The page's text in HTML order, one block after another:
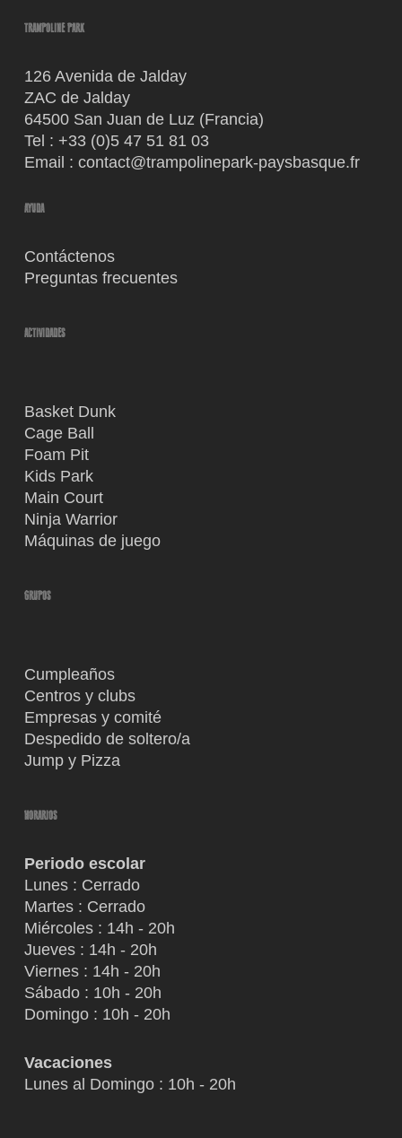
TRAMPOLINE PARK
126 Avenida de Jalday
ZAC de Jalday
64500 San Juan de Luz (Francia)
Tel : +33 (0)5 47 51 81 03
Email : contact@trampolinepark-paysbasque.fr
AYUDA
Contáctenos
Preguntas frecuentes
ACTIVIDADES
Basket Dunk
Cage Ball
Foam Pit
Kids Park
Main Court
Ninja Warrior
Máquinas de juego
GRUPOS
Cumpleaños
Centros y clubs
Empresas y comité
Despedido de soltero/a
Jump y Pizza
HORARIOS
Periodo escolar
Lunes : Cerrado
Martes : Cerrado
Miércoles : 14h - 20h
Jueves : 14h - 20h
Viernes : 14h - 20h
Sábado : 10h - 20h
Domingo : 10h - 20h
Vacaciones
Lunes al Domingo : 10h - 20h